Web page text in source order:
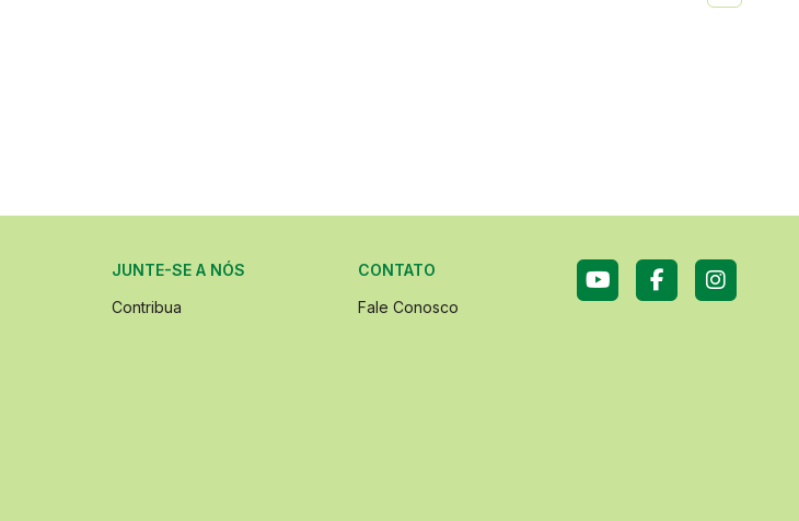
JUNTE-SE A NÓS
Contribua
CONTATO
Fale Conosco